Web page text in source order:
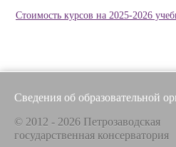
Стоимость курсов на 2025-2026
Сведения об образовательной
© 2012 - 2026 Петрозаводская
государственная консерватория